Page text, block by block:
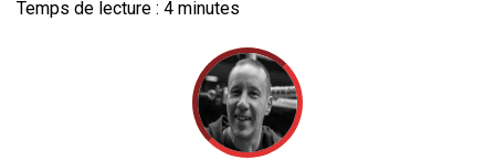
Temps de lecture : 4 minutes